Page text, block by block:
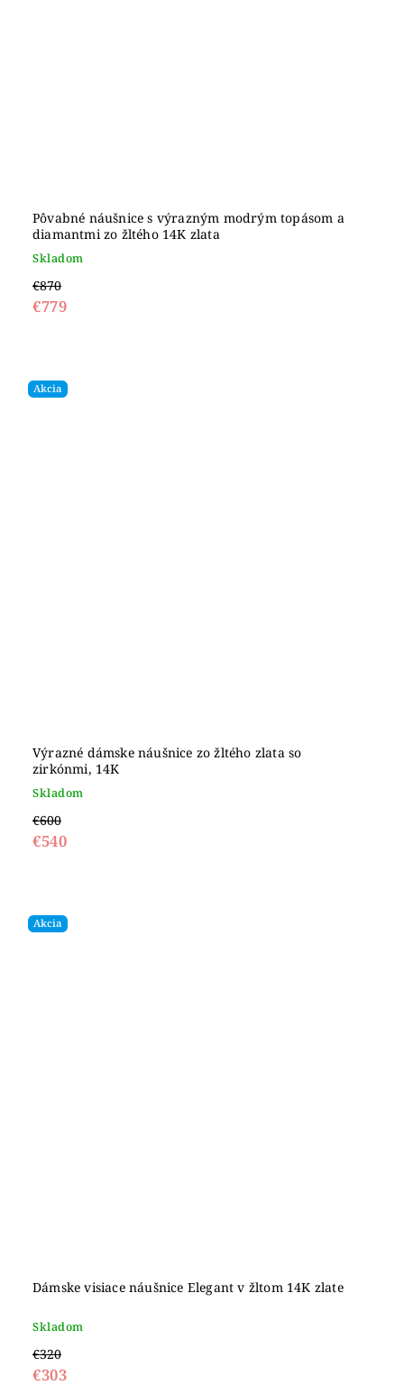
Pôvabné náušnice s výrazným modrým topásom a
diamantmi zo žltého 14K zlata
Skladom
€870
€779
Akcia
Výrazné dámske náušnice zo žltého zlata so
zirkónmi, 14K
Skladom
€600
€540
Akcia
Dámske visiace náušnice Elegant v žltom 14K zlate
Skladom
€320
€303